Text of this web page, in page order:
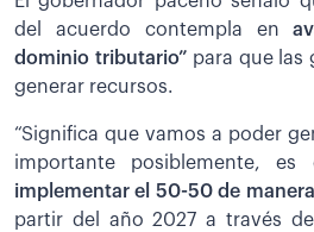
del acuerdo contempla en
dominio tributario” para que las
generar recursos.
“Significa que vamos a poder
importante posiblemente,
implementar el 50-50 de
partir del año 2027 a través